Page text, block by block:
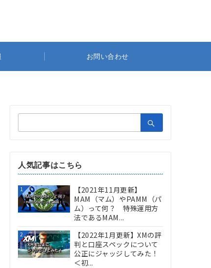
お問い合わせ
索：
人気記事はこちら
1
【2021年11月更新】
MAM（マム）やPAMM（パ
ム）って何？ 特殊運用方
法であるMAM...
2
【2022年1月更新】XMの評
判と口座スペックについて
公正にジャッジしてみた！
＜初...